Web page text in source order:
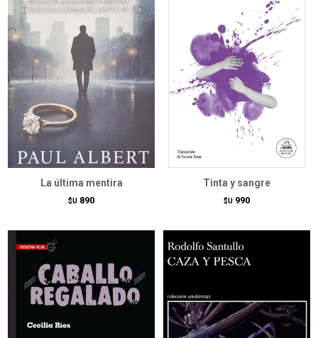
La última mentira
$U 890
Tinta y sangre
$U 990